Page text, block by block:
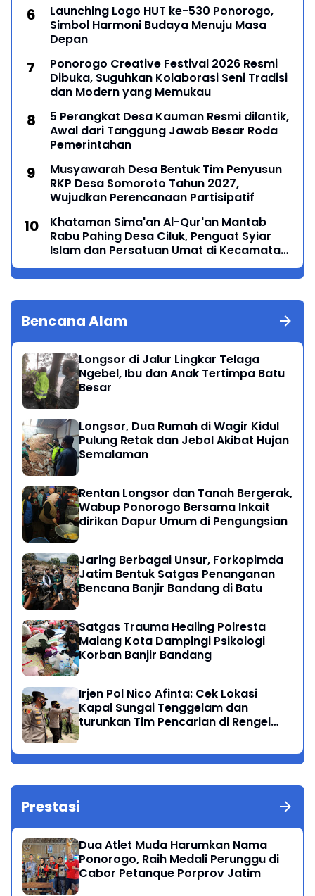
Launching Logo HUT ke-530 Ponorogo,
Simbol Harmoni Budaya Menuju Masa
Depan
Ponorogo Creative Festival 2026 Resmi
Dibuka, Suguhkan Kolaborasi Seni Tradisi
dan Modern yang Memukau
5 Perangkat Desa Kauman Resmi dilantik,
Awal dari Tanggung Jawab Besar Roda
Pemerintahan
Musyawarah Desa Bentuk Tim Penyusun
RKP Desa Somoroto Tahun 2027,
Wujudkan Perencanaan Partisipatif
Khataman Sima'an Al-Qur'an Mantab
Rabu Pahing Desa Ciluk, Penguat Syiar
Islam dan Persatuan Umat di Kecamatan
Kauman
Bencana Alam
Longsor di Jalur Lingkar Telaga
Ngebel, Ibu dan Anak Tertimpa Batu
Besar
Longsor, Dua Rumah di Wagir Kidul
Pulung Retak dan Jebol Akibat Hujan
Semalaman
Rentan Longsor dan Tanah Bergerak,
Wabup Ponorogo Bersama Inkait
dirikan Dapur Umum di Pengungsian
Jaring Berbagai Unsur, Forkopimda
Jatim Bentuk Satgas Penanganan
Bencana Banjir Bandang di Batu
Satgas Trauma Healing Polresta
Malang Kota Dampingi Psikologi
Korban Banjir Bandang
Irjen Pol Nico Afinta: Cek Lokasi
Kapal Sungai Tenggelam dan
turunkan Tim Pencarian di Rengel
Prestasi
Dua Atlet Muda Harumkan Nama
Ponorogo, Raih Medali Perunggu di
Cabor Petanque Porprov Jatim